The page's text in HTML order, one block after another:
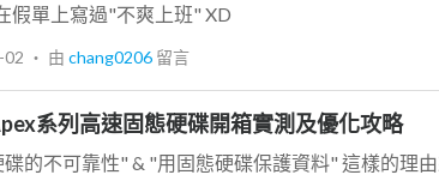
假單上寫過"不爽上班" XD
02 ‧ 由 chang0206 留言
系列高速固態硬碟開箱實測及優化攻略